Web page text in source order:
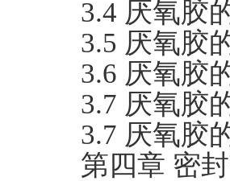
3.4 厌氧胶
3.5 厌氧胶
3.6 厌氧胶
3.7 厌氧胶
3.7 厌氧胶
第四章 密